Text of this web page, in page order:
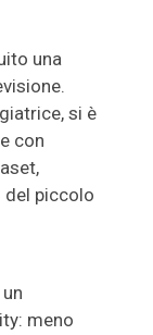
una
si è
con
del piccolo
meno